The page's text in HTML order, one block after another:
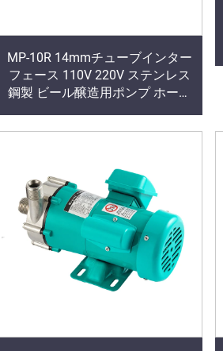
MP-10R 14mmチューブインター
フェース 110V 220V ステンレス
鋼製 ビール醸造用ポンプ ホーム
品質メーカー